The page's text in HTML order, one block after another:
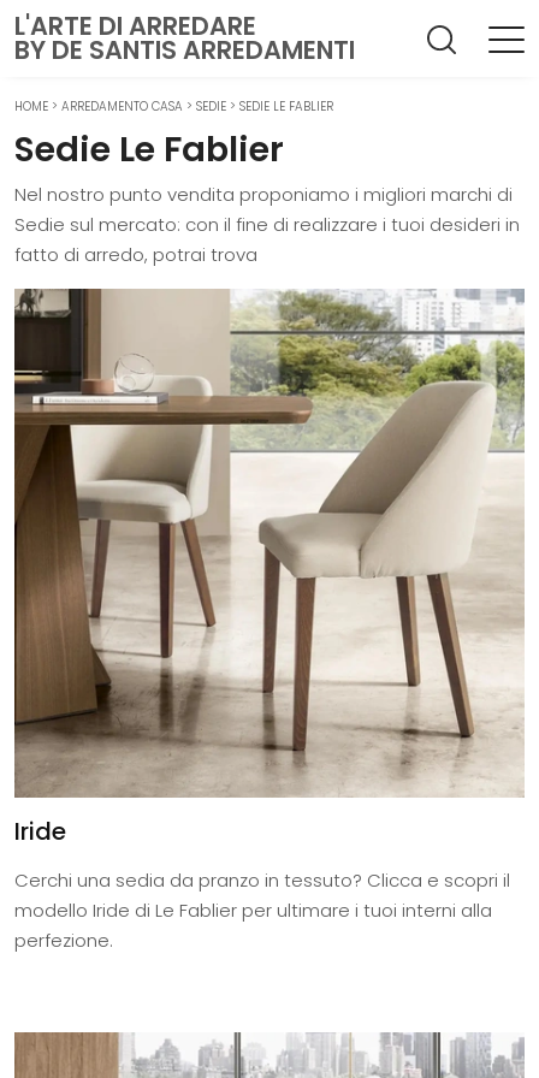
L'ARTE DI ARREDARE
BY DE SANTIS ARREDAMENTI
HOME > ARREDAMENTO CASA > SEDIE > SEDIE LE FABLIER
Sedie Le Fablier
Nel nostro punto vendita proponiamo i migliori marchi di
Sedie sul mercato: con il fine di realizzare i tuoi desideri in
fatto di arredo, potrai trova
Iride
Cerchi una sedia da pranzo in tessuto? Clicca e scopri il
modello Iride di Le Fablier per ultimare i tuoi interni alla
perfezione.